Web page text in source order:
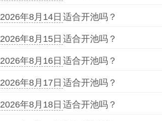
2026年8月14日 适合开池吗？
2026年8月15日 适合开池吗？
2026年8月16日 适合开池吗？
2026年8月17日 适合开池吗？
2026年8月18日 适合开池吗？